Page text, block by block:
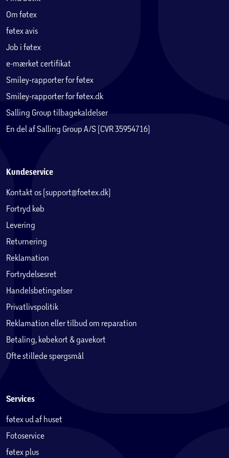
oplevelse med sin 6,71" skærm. Og med en 90Hz
opdateringshastighed er hvert stryg og rul så glat som
bingewatcher. Skærmen prioriterer din komfort med Nat
Lystilstand og DC-dæmpning, der effektivt reducerer blåt
lys og flimmer, hvilket sikrer en mere behagelig oplevelse
for øjnene til enhver tid.
BANEBRYDENDE PRÆSTATION, ALL-ROUND OPLEVELSE
Drevet af Unisoc T7250 Processor sikrer Redmi A5 jævn og
massive 5100mAh batteri holder hele dagen, understøttet
kapacitet efter 800 opladningscyklusser. Med
understøttelse af microSD-kort til op til 1 TB lagerplads
oplåsningsmuligheder - fingeraftryk og
ansigtsgenkendelse - giver hurtig og sikker adgang. Oplev
holdbarhed med Corning Gorilla Glass, der beskytter din
skærm mod daglig slitage.
Om føtex
føtex avis
Job i føtex
e-mærket certifikat
Smiley-rapporter for føtex
Smiley-rapporter for føtex.dk
Salling Group tilbagekaldelser
En del af Salling Group A/S (CVR 35954716)
Kundeservice
Kontakt os (support@foetex.dk)
Fortryd køb
Levering
Returnering
Reklamation
Fortrydelsesret
Handelsbetingelser
Privatlivspolitik
Reklamation eller tilbud om reparation
Betaling, købekort & gavekort
Ofte stillede spørgsmål
Services
føtex ud af huset
Fotoservice
føtex plus